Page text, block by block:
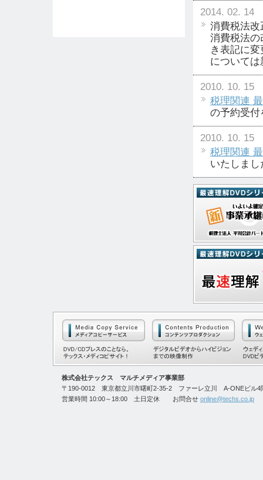
2014. 02. 14
消費税法改
消費税法の
き表記に
について
2010. 10. 15
税理関連
の予約受付
2010. 10. 15
税理関連
いたしまし
株式会社テックス マルチメディア事業部
〒190-0012 東京都立川市曙町2-35-2 ファーレ立川 A-ONEビル
営業時間 10:00～18:00 土日定休 お問合せ online@techs.co.jp